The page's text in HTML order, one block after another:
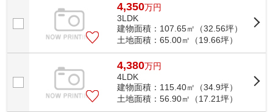
4,350万円
3LDK
建物面積：107.65㎡（32.56坪）
土地面積：65.00㎡（19.66坪）
4,380万円
4LDK
建物面積：115.40㎡（34.9坪）
土地面積：56.90㎡（17.21坪）